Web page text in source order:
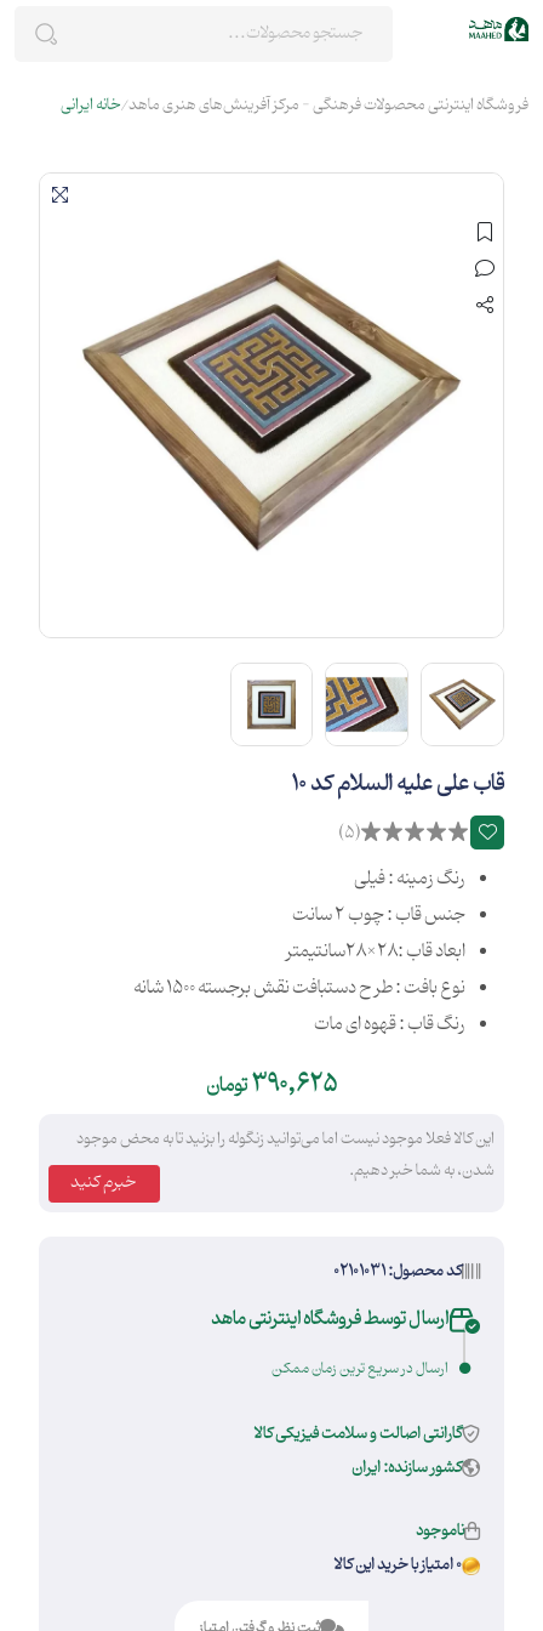
فروشگاه اینترنتی محصولات فرهنگی - مرکز آفرینش‌های هنری ماهد خانه ایرانی
قاب علی علیه السلام کد 10
(5)
رنگ زمینه : فیلی
جنس قاب : چوب 2 سانت
ابعاد قاب :28×28سانتیمتر
نوع بافت : طرح دستبافت نقش برجسته 1500 شانه
رنگ قاب : قهوه ای مات
390,625تومان
این کالا فعلا موجود نیست اما می‌توانید زنگوله را بزنید تا به محض موجود
شدن، به شما خبر دهیم.
کد محصول: 02101031
ارسال توسط فروشگاه اینترنتی ماهد
ارسال در سریع ترین زمان ممکن
گارانتی اصالت و سلامت فیزیکی کالا
کشور سازنده: ایران
ناموجود
0 امتیاز با خرید این کالا